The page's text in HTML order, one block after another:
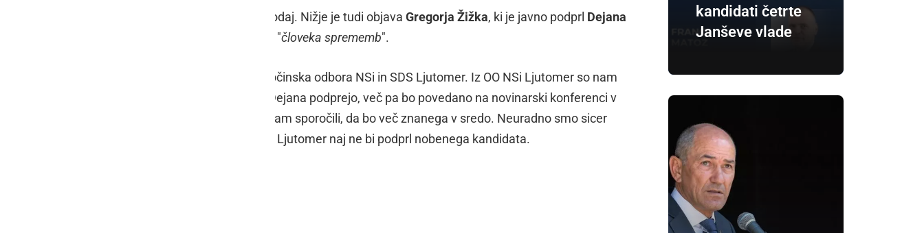
Celoten zapis si lahko preberete spodaj. Nižje je tudi objava Gregorja Žižka, ki je javno podprl Dejana
v drugem krogu in v njem vidi "človeka sprememb".
Z vprašanji smo se obrnili tudi na Občinska odbora NSi in SDS Ljutomer. Iz OO NSi Ljutomer so nam
sporočili, da je načelni dogovor, da Dejana podprejo, več pa bo povedano na novinarski konferenci v
četrtek. Iz OO SDS Ljutomer pa so nam sporočili, da bo več znanega v sredo. Neuradno smo sicer
izvedeli, da v drugem krogu OO SDS Ljutomer naj ne bi podprl nobenega kandidata.
kandidati četrte
Janševe vlade